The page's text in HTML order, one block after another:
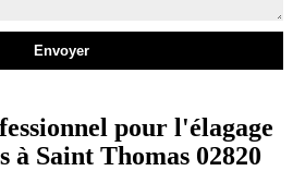
pour l'élagage
à Saint Thomas 02820